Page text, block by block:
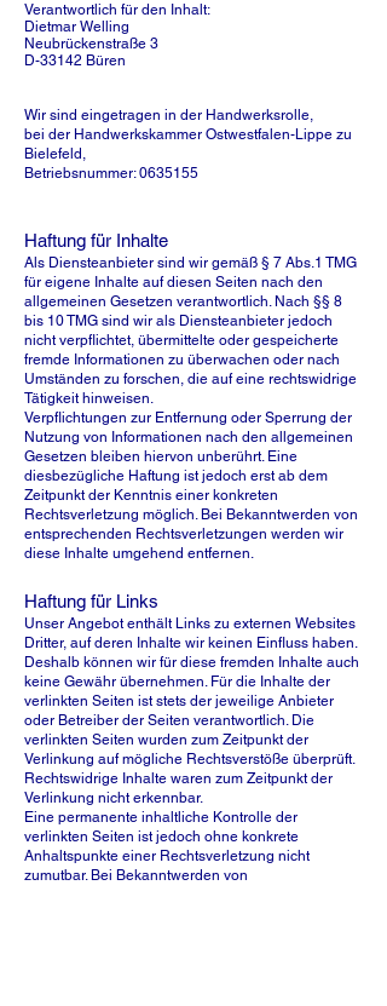
Verantwortlich für den Inhalt:
Dietmar Welling
Neubrückenstraße 3
D-33142 Büren
Wir sind eingetragen in der Handwerksrolle,
bei der Handwerkskammer Ostwestfalen-Lippe zu
Bielefeld,
Betriebsnummer:0635155
Haftung für Inhalte
Als Diensteanbieter sind wir gemäß § 7 Abs.1 TMG
für eigene Inhalte auf diesen Seiten nach den
allgemeinen Gesetzen verantwortlich. Nach §§ 8
bis 10 TMG sind wir als Diensteanbieter jedoch
nicht verpflichtet, übermittelte oder gespeicherte
fremde Informationen zu überwachen oder nach
Umständen zu forschen, die auf eine rechtswidrige
Tätigkeit hinweisen.
Verpflichtungen zur Entfernung oder Sperrung der
Nutzung von Informationen nach den allgemeinen
Gesetzen bleiben hiervon unberührt. Eine
diesbezügliche Haftung ist jedoch erst ab dem
Zeitpunkt der Kenntnis einer konkreten
Rechtsverletzung möglich. Bei Bekanntwerden von
entsprechenden Rechtsverletzungen werden wir
diese Inhalte umgehend entfernen.
Haftung für Links
Unser Angebot enthält Links zu externen Websites
Dritter, auf deren Inhalte wir keinen Einfluss haben.
Deshalb können wir für diese fremden Inhalte auch
keine Gewähr übernehmen. Für die Inhalte der
verlinkten Seiten ist stets der jeweilige Anbieter
oder Betreiber der Seiten verantwortlich. Die
verlinkten Seiten wurden zum Zeitpunkt der
Verlinkung auf mögliche Rechtsverstöße überprüft.
Rechtswidrige Inhalte waren zum Zeitpunkt der
Verlinkung nicht erkennbar.
Eine permanente inhaltliche Kontrolle der
verlinkten Seiten ist jedoch ohne konkrete
Anhaltspunkte einer Rechtsverletzung nicht
zumutbar. Bei Bekanntwerden von